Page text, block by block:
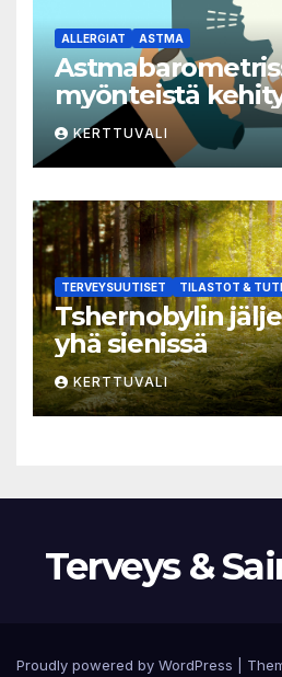
ALLERGIAT ASTMA
myönteistä
astman
kehitettävä
KERTTUVALI
TERVEYSUUTISET TILASTOT &
Tshernobylin
yhä sienissä
KERTTUVALI
Terveys &
Proudly powered by WordPress